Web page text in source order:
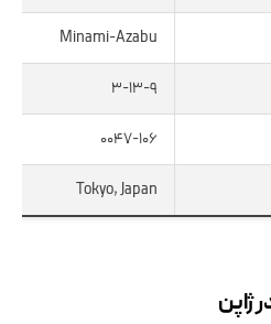
Minami-Azabu
3-13-9
0047-106
Tokyo, Japan
ژاپن